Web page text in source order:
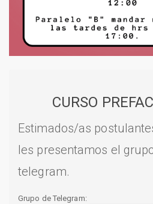
CURSO
Estimados/as
les presentamos el
telegram.
Grupo de Telegram: